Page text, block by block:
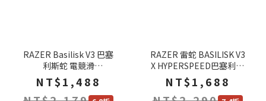
RAZER Basilisk V3 巴塞
利斯蛇 電競滑
鼠/26000dpi/光
軸/Focus+/可編程按鍵/人
NT$1,488
RAZER 雷蛇 BASILISK V3
X HYPERSPEED巴塞利斯
蛇V3 X速度版 無線 電競滑
鼠
NT$1,688